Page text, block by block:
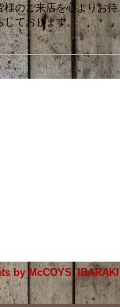
様のご来店を心よりお待
しております。
by McCOYS_IBARAKI